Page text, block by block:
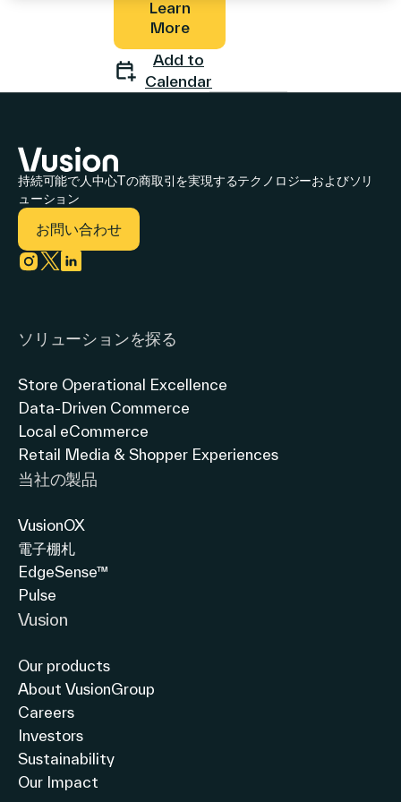
投資情報
Careers
リンク
日本語
Learn
More
Add to
Calendar
持続可能で人中心Tの商取引を実現するテクノロジーおよびソリ
ューション
お問い合わせ
ソリューションを探る
Store Operational Excellence
Data-Driven Commerce
Local eCommerce
Retail Media & Shopper Experiences
当社の製品
VusionOX
電子棚札
EdgeSense™
Pulse
Vusion
Our products
About VusionGroup
Careers
Investors
Sustainability
Our Impact